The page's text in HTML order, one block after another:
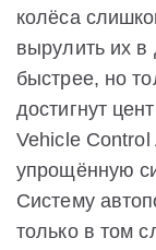
колёса
вырулить их в
быстрее, но
достигнут
Vehicle Control
упрощённую
Систему
только в том